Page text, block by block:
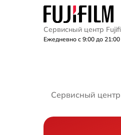
Сервисный центр
Ежедневно с 9:00 до 21:00
Сервисный